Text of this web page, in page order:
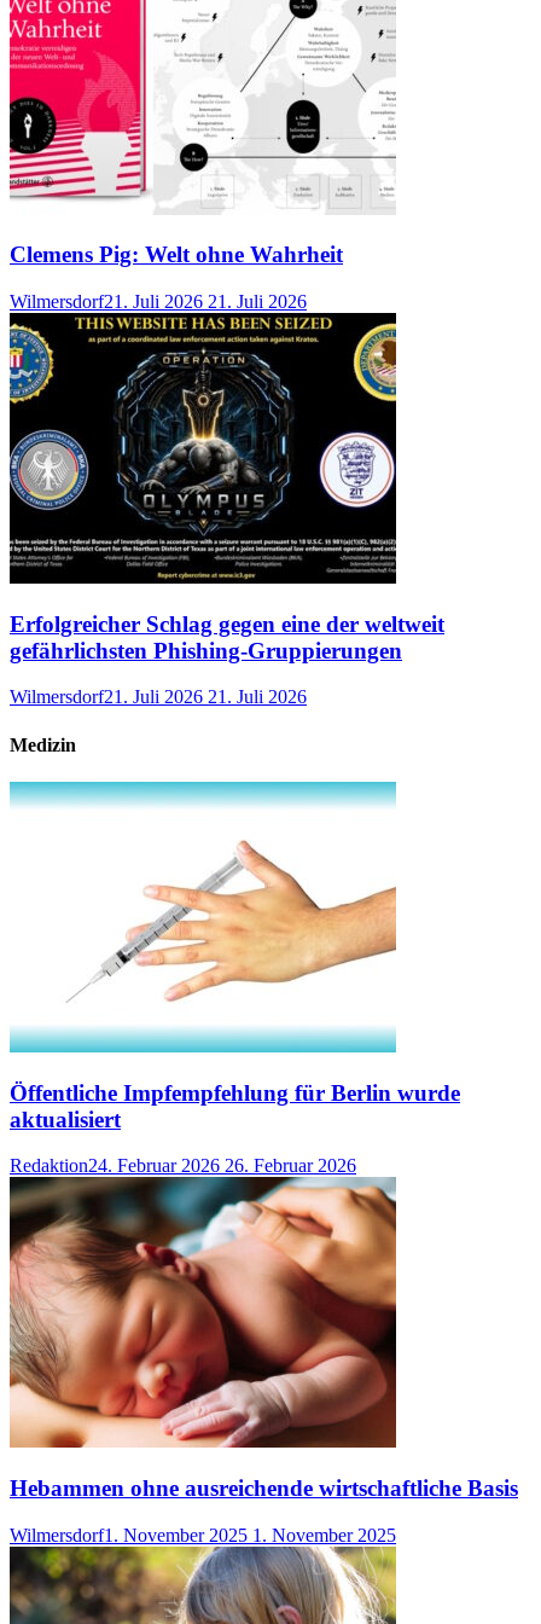
Clemens Pig: Welt ohne Wahrheit
Wilmersdorf21. Juli 2026 21. Juli 2026
Erfolgreicher Schlag gegen eine der weltweit
gefährlichsten Phishing-Gruppierungen
Wilmersdorf21. Juli 2026 21. Juli 2026
Medizin
Öffentliche Impfempfehlung für Berlin wurde
aktualisiert
Redaktion24. Februar 2026 26. Februar 2026
Hebammen ohne ausreichende wirtschaftliche Basis
Wilmersdorf1. November 2025 1. November 2025